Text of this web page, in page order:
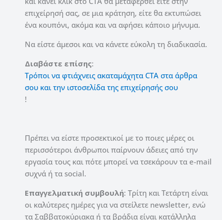
επιχείρησή σας, σε μια κράτηση, είτε θα εκτυπώσει
ένα κουπόνι, ακόμα και να αφήσει κάποιο μήνυμα.
Να είστε άμεσοι και να κάνετε εύκολη τη διαδικασία.
Διαβάστε επίσης:
Τρόποι να φτιάχνεις ακαταμάχητα CTA στα άρθρα
σου και την ιστοσελίδα της επιχείρησής σου
!
Πρέπει να είστε προσεκτικοί με το ποιες μέρες οι
περισσότεροι άνθρωποι παίρνουν άδειες από την
εργασία τους και πότε μπορεί να τσεκάρουν τα e-mail
συχνά ή τα social.
Επαγγελματική συμβουλή: Τρίτη και Τετάρτη είναι
οι καλύτερες ημέρες για να στείλετε newsletter, ενώ
τα Σαββατοκύριακα ή τα βράδια είναι κατάλληλα